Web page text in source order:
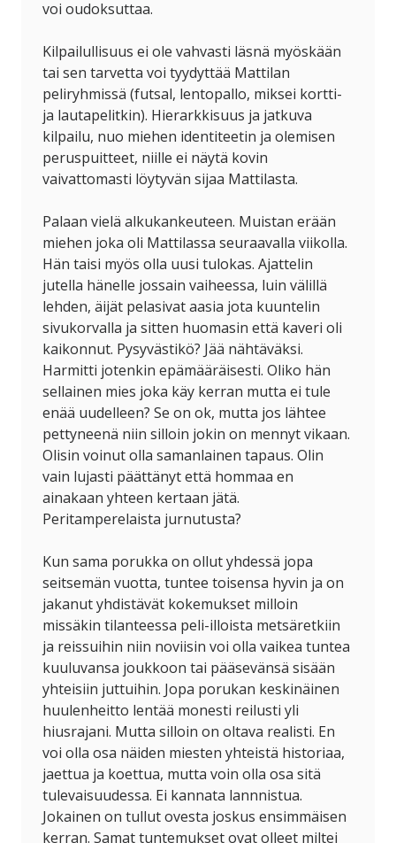
voi oudoksuttaa.
Kilpailullisuus ei ole vahvasti läsnä myöskään
tai sen tarvetta voi tyydyttää Mattilan
peliryhmissä (futsal, lentopallo, miksei kortti-
ja lautapelitkin). Hierarkkisuus ja jatkuva
kilpailu, nuo miehen identiteetin ja olemisen
peruspuitteet, niille ei näytä kovin
vaivattomasti löytyvän sijaa Mattilasta.
Palaan vielä alkukankeuteen. Muistan erään
miehen joka oli Mattilassa seuraavalla viikolla.
Hän taisi myös olla uusi tulokas. Ajattelin
jutella hänelle jossain vaiheessa, luin välillä
lehden, äijät pelasivat aasia jota kuuntelin
sivukorvalla ja sitten huomasin että kaveri oli
kaikonnut. Pysyvästikö? Jää nähtäväksi.
Harmitti jotenkin epämääräisesti. Oliko hän
sellainen mies joka käy kerran mutta ei tule
enää uudelleen? Se on ok, mutta jos lähtee
pettyneenä niin silloin jokin on mennyt vikaan.
Olisin voinut olla samanlainen tapaus. Olin
vain lujasti päättänyt että hommaa en
ainakaan yhteen kertaan jätä.
Peritamperelaista jurnutusta?
Kun sama porukka on ollut yhdessä jopa
seitsemän vuotta, tuntee toisensa hyvin ja on
jakanut yhdistävät kokemukset milloin
missäkin tilanteessa peli-illoista metsäretkiin
ja reissuihin niin noviisin voi olla vaikea tuntea
kuuluvansa joukkoon tai pääsevänsä sisään
yhteisiin juttuihin. Jopa porukan keskinäinen
huulenheitto lentää monesti reilusti yli
hiusrajani. Mutta silloin on oltava realisti. En
voi olla osa näiden miesten yhteistä historiaa,
jaettua ja koettua, mutta voin olla osa sitä
tulevaisuudessa. Ei kannata lannnistua.
Jokainen on tullut ovesta joskus ensimmäisen
kerran. Samat tuntemukset ovat olleet miltei